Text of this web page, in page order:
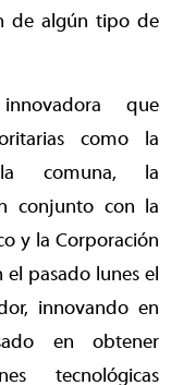
de algún tipo de
que
como la
comuna, la
conjunto con la
y la Corporación
el pasado lunes el
innovando en
en obtener
tecnológicas